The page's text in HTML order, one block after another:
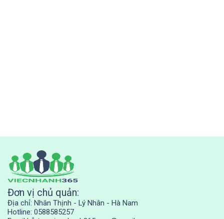
Đơn vị chủ quản:
Địa chỉ: Nhân Thịnh - Lý Nhân - Hà Nam
Hotline: 0588585257